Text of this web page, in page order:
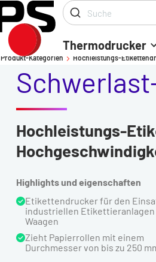
Thermodrucker
Produkt-Kategorien - Hochleistungs-
Hochleistungs-
Highlights und eigenschaften
Etikettendrucker für den
industriellen
Waagen
Zieht Papierrollen mit einem
Durchmesser von bis zu 250